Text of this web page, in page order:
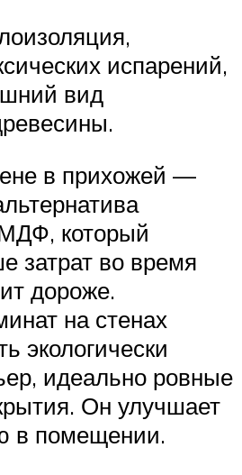
испарений,
вид
в прихожей —
который
затрат во время
дороже.
на стенах
экологически
идеально ровные
Он улучшает
в помещении.